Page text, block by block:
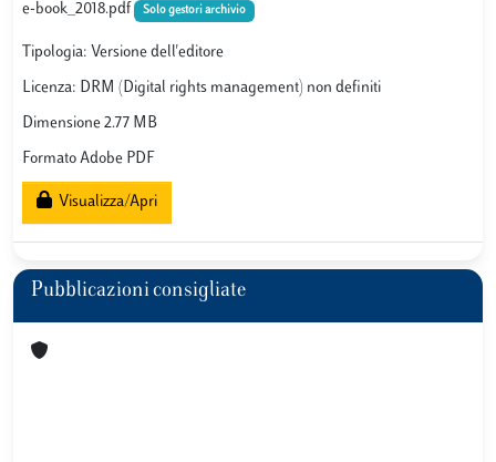
e-book_2018.pdf Solo gestori archivio
Tipologia: Versione dell'editore
Licenza: DRM (Digital rights management) non definiti
Dimensione 2.77 MB
Formato Adobe PDF
Visualizza/Apri
Pubblicazioni consigliate